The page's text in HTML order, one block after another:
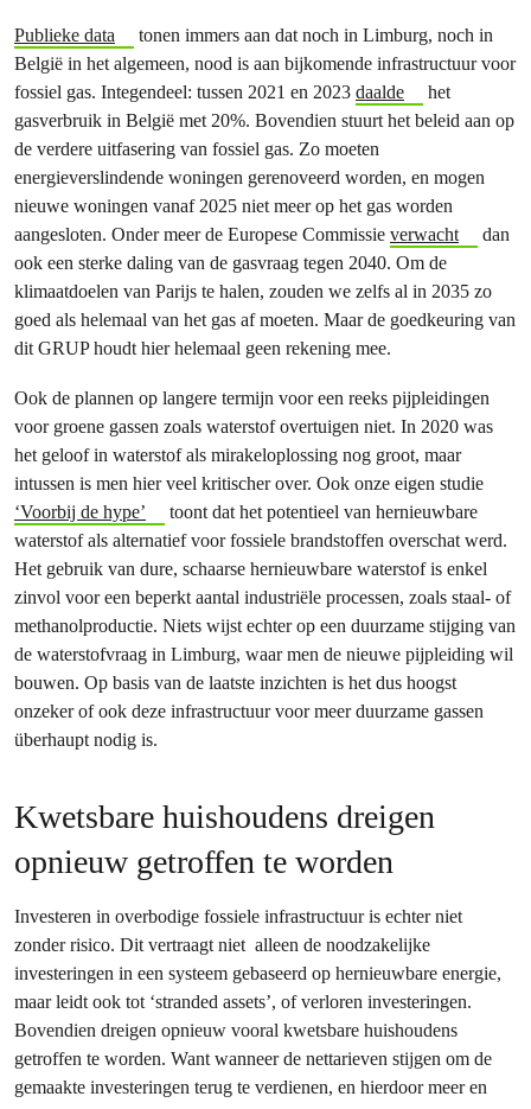
Publieke data
tonen immers aan dat noch in Limburg, noch in
België in het algemeen, nood is aan bijkomende infrastructuur voor
fossiel gas. Integendeel: tussen 2021 en 2023 daalde
het
gasverbruik in België met 20%. Bovendien stuurt het beleid aan op
de verdere uitfasering van fossiel gas. Zo moeten
energieverslindende woningen gerenoveerd worden, en mogen
nieuwe woningen vanaf 2025 niet meer op het gas worden
aangesloten. Onder meer de Europese Commissie verwacht
dan
ook een sterke daling van de gasvraag tegen 2040. Om de
klimaatdoelen van Parijs te halen, zouden we zelfs al in 2035 zo
goed als helemaal van het gas af moeten. Maar de goedkeuring van
dit GRUP houdt hier helemaal geen rekening mee.
Ook de plannen op langere termijn voor een reeks pijpleidingen
voor groene gassen zoals waterstof overtuigen niet. In 2020 was
het geloof in waterstof als mirakeloplossing nog groot, maar
intussen is men hier veel kritischer over. Ook onze eigen studie
‘Voorbij de hype’
toont dat het potentieel van hernieuwbare
waterstof als alternatief voor fossiele brandstoffen overschat werd.
Het gebruik van dure, schaarse hernieuwbare waterstof is enkel
zinvol voor een beperkt aantal industriële processen, zoals staal- of
methanolproductie. Niets wijst echter op een duurzame stijging van
de waterstofvraag in Limburg, waar men de nieuwe pijpleiding wil
bouwen. Op basis van de laatste inzichten is het dus hoogst
onzeker of ook deze infrastructuur voor meer duurzame gassen
überhaupt nodig is.
Kwetsbare huishoudens dreigen
opnieuw getroffen te worden
Investeren in overbodige fossiele infrastructuur is echter niet
zonder risico. Dit vertraagt niet alleen de noodzakelijke
investeringen in een systeem gebaseerd op hernieuwbare energie,
maar leidt ook tot ‘stranded assets’, of verloren investeringen.
Bovendien dreigen opnieuw vooral kwetsbare huishoudens
getroffen te worden. Want wanneer de nettarieven stijgen om de
gemaakte investeringen terug te verdienen, en hierdoor meer en